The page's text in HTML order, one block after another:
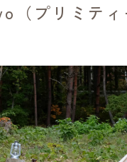
052-734-8477
（プリミティ